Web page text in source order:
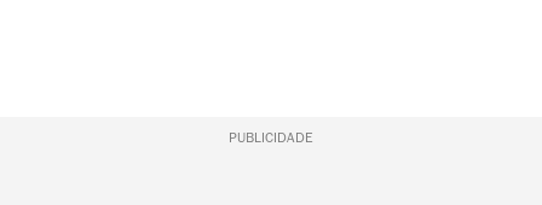
PUBLICIDADE